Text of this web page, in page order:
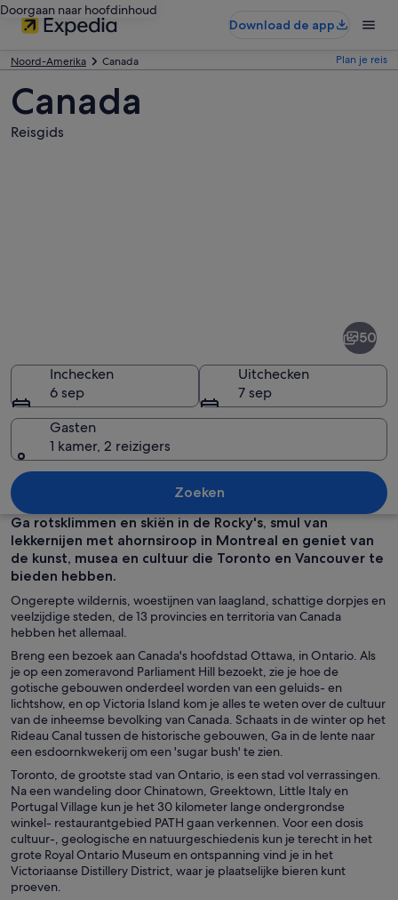
Doorgaan naar hoofdinhoud
Download de app
Noord-Amerika Canada Plan je reis
Canada
Reisgids
Een turquoise meer omringd door
50
Inchecken
6 sep
Uitchecken
7 sep
Gasten
1 kamer, 2 reizigers
Zoeken
Ga rotsklimmen en skiën in de Rocky's, smul van
lekkernijen met ahornsiroop in Montreal en geniet van
de kunst, musea en cultuur die Toronto en Vancouver te
bieden hebben.
Ongerepte wildernis, woestijnen van laagland, schattige dorpjes en
veelzijdige steden, de 13 provincies en territoria van Canada
hebben het allemaal.
Breng een bezoek aan Canada's hoofdstad Ottawa, in Ontario. Als
je op een zomeravond Parliament Hill bezoekt, zie je hoe de
gotische gebouwen onderdeel worden van een geluids- en
lichtshow, en op Victoria Island kom je alles te weten over de cultuur
van de inheemse bevolking van Canada. Schaats in de winter op het
Rideau Canal tussen de historische gebouwen, Ga in de lente naar
een esdoornkwekerij om een 'sugar bush' te zien.
Toronto, de grootste stad van Ontario, is een stad vol verrassingen.
Na een wandeling door Chinatown, Greektown, Little Italy en
Portugal Village kun je het 30 kilometer lange ondergrondse
winkel- restaurantgebied PATH gaan verkennen. Voor een dosis
cultuur-, geologische en natuurgeschiedenis kun je terecht in het
grote Royal Ontario Museum en ontspanning vind je in het
Victoriaanse Distillery District, waar je plaatselijke bieren kunt
proeven.